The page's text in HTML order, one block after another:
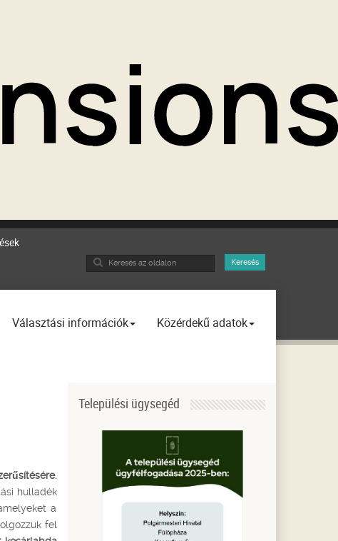
Search
Keresés
Választási információk Közérdekű adatok
hulladék
a
fel
Települési ügysegéd